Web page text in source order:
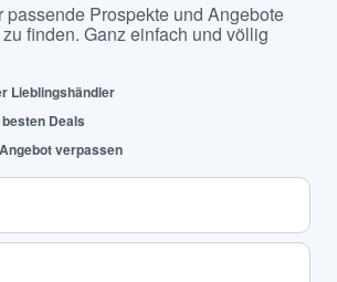
passende Prospekte und Angebote
finden. Ganz einfach und völlig
Lieblingshändler
Deals
verpassen